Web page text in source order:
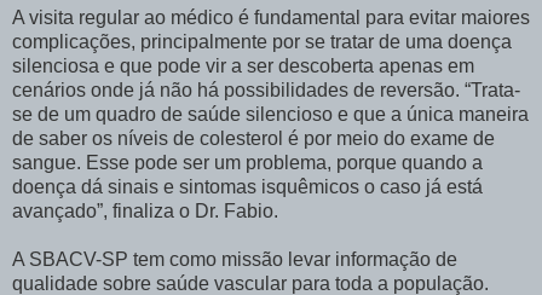
A visita regular ao médico é fundamental para evitar maiores
complicações, principalmente por se tratar de uma doença
silenciosa e que pode vir a ser descoberta apenas em
cenários onde já não há possibilidades de reversão. “Trata-
se de um quadro de saúde silencioso e que a única maneira
de saber os níveis de colesterol é por meio do exame de
sangue. Esse pode ser um problema, porque quando a
doença dá sinais e sintomas isquêmicos o caso já está
avançado”, finaliza o Dr. Fabio.
A SBACV-SP tem como missão levar informação de
qualidade sobre saúde vascular para toda a população.